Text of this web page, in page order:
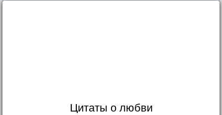
Цитаты о любви